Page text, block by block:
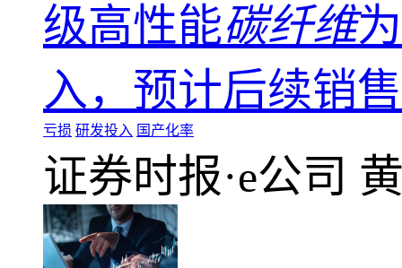
级高性能碳纤维
入，预计后续销
亏损 研发投入 国产化率
证券时报·e公司